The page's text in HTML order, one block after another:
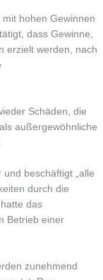
hohen Gewinnen
dass Gewinne,
erzielt werden, nach
Schäden, die
außergewöhnliche
beschäftigt „alle
durch die
das
Betrieb einer
zunehmend